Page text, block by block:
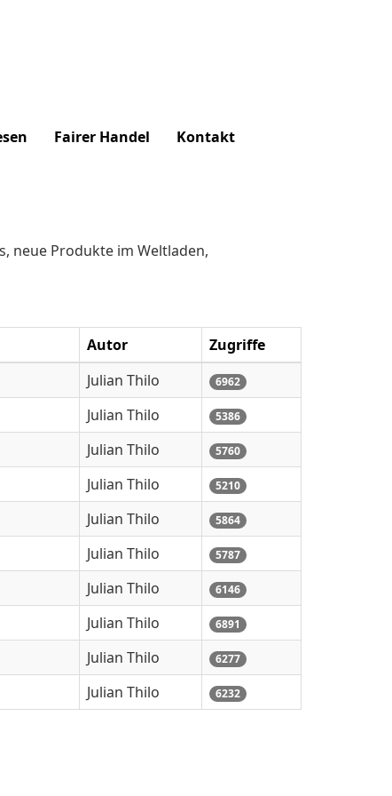
Fairer Handel Kontakt
neue Produkte im Weltladen,
Autor
Zugriffe
Julian Thilo 6962
Julian Thilo 5386
Julian Thilo 5760
Julian Thilo 5210
Julian Thilo 5864
Julian Thilo 5787
Julian Thilo 6146
Julian Thilo 6891
Julian Thilo 6277
Julian Thilo 6232